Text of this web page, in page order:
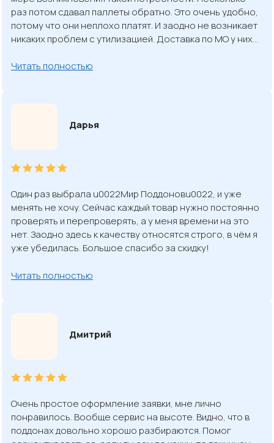
раз потом сдавал паллеты обратно. Это очень удобно,
потому что они неплохо платят. И заодно не возникает
никаких проблем с утилизацией. Доставка по МО у них…
Читать полностью
Дарья
Один раз выбрала u0022Мир Поддоновu0022, и уже
менять не хочу. Сейчас каждый товар нужно постоянно
проверять и перепроверять, а у меня времени на это
нет. Заодно здесь к качеству относятся строго, в чём я
уже убедилась. Большое спасибо за скидку!
Читать полностью
Дмитрий
Очень простое оформление заявки, мне лично
понравилось. Вообще сервис на высоте. Видно, что в
поддонах довольно хорошо разбираются. Помог